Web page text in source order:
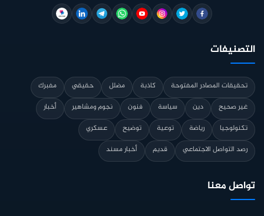
التصنيفات
تحقيقات المصادر المفتوحة كاذبة مضلل حقيقي
مفبرك
غير صحيح
دين سياسة فنون نجوم ومشاهير
أخبار
تكنولوجيا
رياضة توعية توضيح
عسكري
رصد التواصل الاجتماعي
قديم أخبار مسند
تواصل معنا